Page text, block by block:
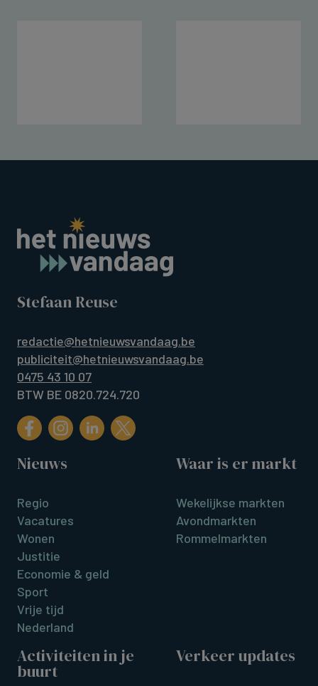
Stefaan Reuse
redactie@hetnieuwsvandaag.be
publiciteit@hetnieuwsvandaag.be
0475 43 10 07
BTW BE 0820.724.720
Nieuws
Regio
Vacatures
Wonen
Justitie
Economie & geld
Sport
Vrije tijd
Nederland
Waar is er markt
Wekelijkse markten
Avondmarkten
Rommelmarkten
Activiteiten in je
buurt
Verkeer updates